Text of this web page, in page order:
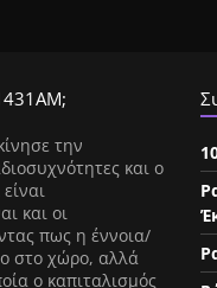
την
και ο
και οι
πως η έννοια/
στο χώρο, αλλά
ο καπιταλισμός